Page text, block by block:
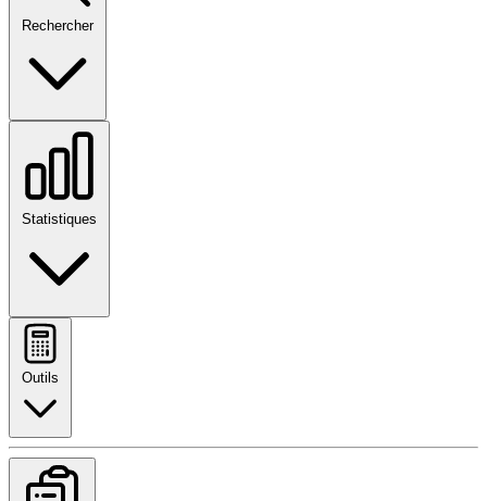
Rechercher
Statistiques
Outils